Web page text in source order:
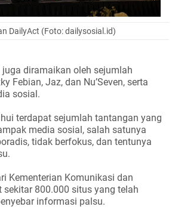
DailyAct (Foto: dailysosial.id)
diramaikan oleh sejumlah
Febian, Jaz, dan Nu’Seven, serta
sosial.
terdapat sejumlah tantangan yang
media sosial, salah satunya
tidak berfokus, dan tentunya
Kementerian Komunikasi dan
sekitar 800.000 situs yang telah
informasi palsu.